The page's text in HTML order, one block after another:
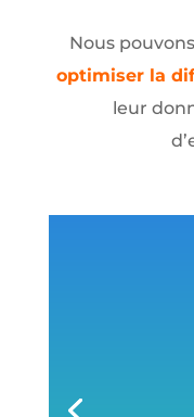
Nous
optimiser la
leur